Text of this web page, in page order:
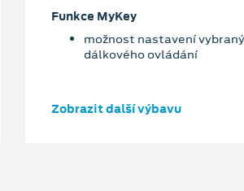
Funkce MyKey
možnost nastavení
dálkového ovládání
Zobrazit další výbavu